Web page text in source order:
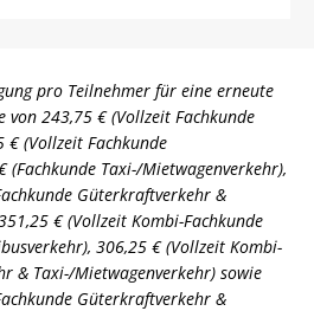
pro Teilnehmer für eine erneute
243,75 € (Vollzeit Fachkunde
€ (Vollzeit Fachkunde
(Fachkunde Taxi-/Mietwagenverkehr),
Güterkraftverkehr &
€ (Vollzeit Kombi-Fachkunde
306,25 € (Vollzeit Kombi-
& Taxi-/Mietwagenverkehr) sowie
Güterkraftverkehr &